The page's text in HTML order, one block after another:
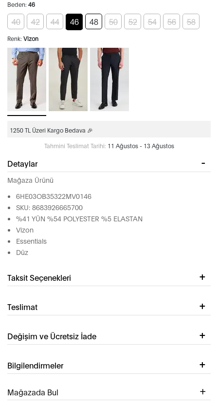
Beden: 46
40 42 44 46 48 50 52 54 56 58
Renk: Vizon
1250 TL Üzeri Kargo Bedava 🎉
Tahmini Teslimat Tarihi: 11 Ağustos - 13 Ağustos
Detaylar
Mağaza Ürünü
6HE03OB35322MV0146
SKU: 8683926665700
%41 YÜN %54 POLYESTER %5 ELASTAN
Vizon
Essentials
Düz
Taksit Seçenekleri
Teslimat
Değişim ve Ücretsiz İade
Bilgilendirmeler
Mağazada Bul